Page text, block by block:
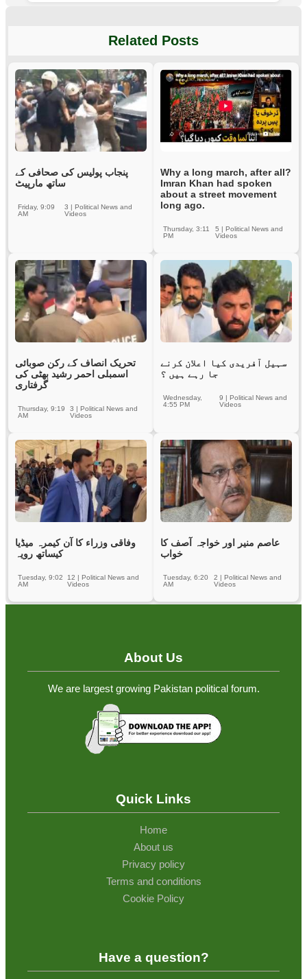
Related Posts
پنجاب پولیس کی صحافی کے
ساتھ مارپیٹ
3 | Political News and
Videos
Friday, 9:09
AM
Why a long march, after all?
Imran Khan had spoken
about a street movement
long ago.
5 | Political News and
Videos
Thursday, 3:11
PM
تحریک انصاف کے رکن صوبائی
اسمبلی احمر رشید بھٹی کی
گرفتاری
3 | Political News and
Videos
Thursday, 9:19
AM
سہیل آفریدی کیا اعلان کرنے
جا رہے ہیں ؟
9 |Political News and
Videos
Wednesday,
4:55 PM
وفاقی وزراء کا آن کیمرہ میڈیا
کیساتھ رویہ
12 |Political News and
Videos
Tuesday, 9:02
AM
عاصم منیر اور خواجہ آصف کا
خواب
2 |Political News and
Videos
Tuesday, 6:20
AM
About Us
We are largest growing Pakistan political forum.
Quick Links
Home
About us
Privacy policy
Terms and conditions
Cookie Policy
Have a question?